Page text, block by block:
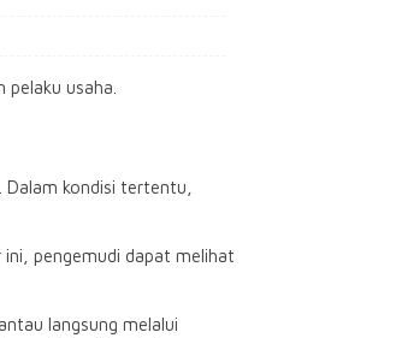
usaha.
kondisi tertentu,
pengemudi dapat melihat
langsung melalui